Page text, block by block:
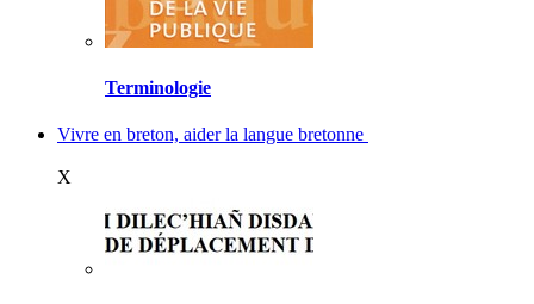
Terminologie
Vivre en breton, aider la langue bretonne
X